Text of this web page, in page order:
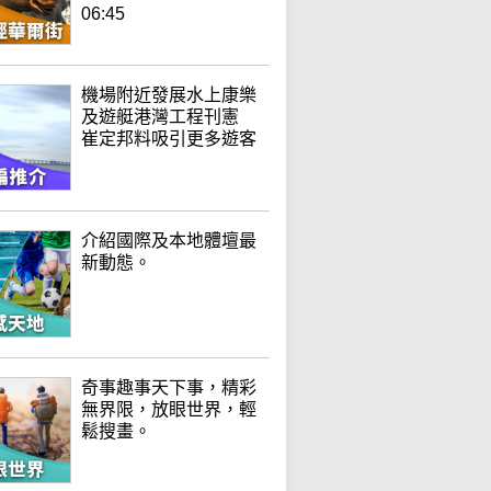
06:45
機場附近發展水上康樂
及遊艇港灣工程刊憲
崔定邦料吸引更多遊客
介紹國際及本地體壇最
新動態。
奇事趣事天下事，精彩
無界限，放眼世界，輕
鬆搜畫。